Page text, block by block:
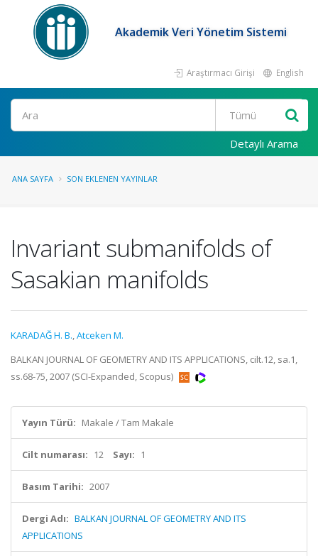
Akademik Veri Yönetim Sistemi
Araştırmacı Girişi English
Ara
Detaylı Arama
ANA SAYFA SON EKLENEN YAYINLAR
Invariant submanifolds of
Sasakian manifolds
KARADAĞ H. B.,Atceken M.
BALKAN JOURNAL OF GEOMETRY AND ITS APPLICATIONS, cilt.12, sa.1,
ss.68-75, 2007 (SCI-Expanded, Scopus)
Yayın Türü: Makale / Tam Makale
Cilt numarası: 12 Sayı: 1
Basım Tarihi: 2007
Dergi Adı: BALKAN JOURNAL OF GEOMETRY AND ITS
APPLICATIONS